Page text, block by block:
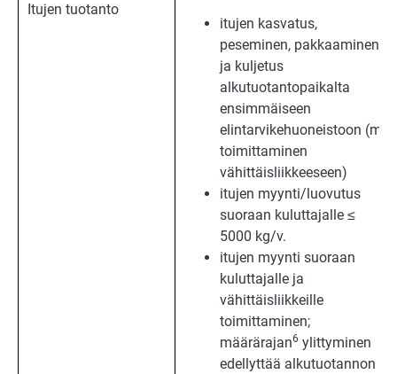
Itujen tuotanto
itujen kasvatus,
peseminen, pakkaaminen
ja kuljetus
alkutuotantopaikalta
ensimmäiseen
elintarvikehuoneistoon (ml.
toimittaminen
vähittäisliikkeeseen)
itujen myynti/luovutus
suoraan kuluttajalle ≤
5000 kg/v.
itujen myynti suoraan
kuluttajalle ja
vähittäisliikkeille
toimittaminen;
määrärajan6 ylittyminen
edellyttää alkutuotannon